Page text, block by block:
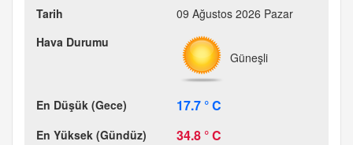
09 Ağustos 2026 Pazar
Güneşli
17.7 ° C
34.8 ° C